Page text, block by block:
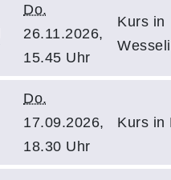
Do.
26.11.2026,
15.45 Uhr
Kurs in
Do.
17.09.2026,
18.30 Uhr
Kurs in